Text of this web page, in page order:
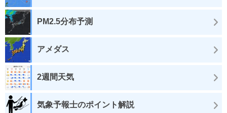
PM2.5分布予測
アメダス
2週間天気
気象予報士のポイント解説